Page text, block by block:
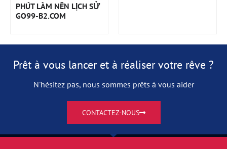
PHÚT LÀM NÊN LỊCH SỬ
GO99-B2.COM
Prêt à vous lancer et à réaliser votre rêve ?
N'hésitez pas, nous sommes prêts à vous aider
CONTACTEZ-NOUS